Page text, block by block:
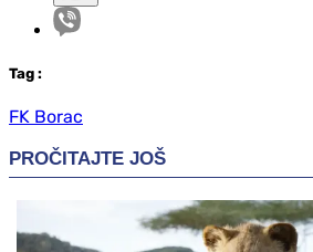
Tag :
FK Borac